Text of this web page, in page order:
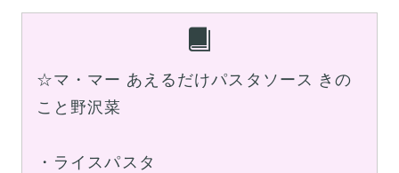
☆マ・マー あえるだけパスタソース きの
こと野沢菜
・ライスパスタ